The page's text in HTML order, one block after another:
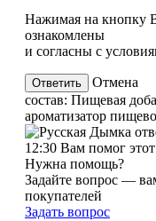
Нажимая на кнопку
ознакомлены
и согласны с
Отмена
состав: Пищевая
ароматизатор
12:30 Вам помог этот
Нужна помощь?
Задайте вопрос —
покупателей
Задать вопрос